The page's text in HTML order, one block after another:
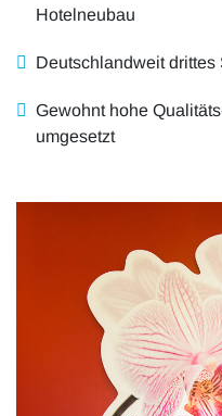
Hotelneubau
Deutschlandweit drittes
Gewohnt hohe
umgesetzt